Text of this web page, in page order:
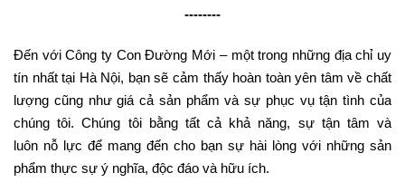
--------
Đến với Công ty Con Đường Mới – một trong những địa chỉ uy
tín nhất tại Hà Nội, bạn sẽ cảm thấy hoàn toàn yên tâm về chất
lượng cũng như giá cả sản phẩm và sự phục vụ tận tình của
chúng tôi. Chúng tôi bằng tất cả khả năng, sự tận tâm và
luôn nỗ lực để mang đến cho bạn sự hài lòng với những sản
phẩm thực sự ý nghĩa, độc đáo và hữu ích.